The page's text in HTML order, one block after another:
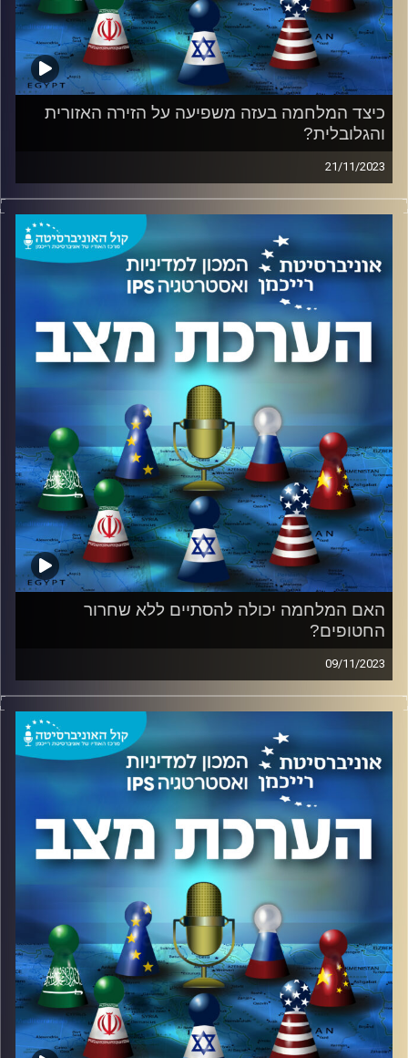
קרדיט תמונות:המכון למדיניות ואסטרטגיה
כיצד המלחמה בעזה משפיעה על הזירה האזורית
והגלובלית?
21/11/2023
בהשתתפות אלוף (מיל.) עמוס גלעד, ראש המכון למדיניות
ואסטרטגיה באוניברסיטת רייכמן, וד"ר שי הר-צבי, חוקר בכיר,
ראש התחום הבינלאומי והמזרח התיכון במכון למדיניות
ואסטרטגיה באוניברסיטת רייכמן.
כיצד המלחמה בעזה תשפיע על ישראל בזירה האזורית
והגלובלית? האם המלחמה תגלוש לזירות נוספות? מה לגבי
איראן? והאם עוד יש עתיד להסכם עם סעודיה ביום שאחרי?
כל זאת ועוד בפודקאסט.
קרדיט תמונות:המכון למדיניות ואסטרטגיה
האם המלחמה יכולה להסתיים ללא שחרור
החטופים?
09/11/2023
בהשתתפות: אלוף (מיל.) עמוס גלעד, ראש המכון למדיניות
ואסטרטגיה באוניברסיטת רייכמן, ליאור אקרמן, ראש תחום
החוסן הלאומי במכון למדיניות ואסטרטגיה באוניברסיטת רייכמן
בהנחיית: עודד ליאופולד שחקן ומוסיקאי, מומחה לגישור
וניהול משברים.
תקציר:
על מי האחריות המרכזית להשבת החטופים והחטופות כולם?
כיצד והאם השילוב בין עוצמת צה"ל והישגי המבצע יוצרת –
בזהירות המתבקשת – בשילוב עם מנופי לחץ של ארה"ב
ומצרים חלון הזדמנויות להשבתם? מה ההשפעות על החוסן
החברתי והלאומי? על כך ועוד, בפודקאסט..